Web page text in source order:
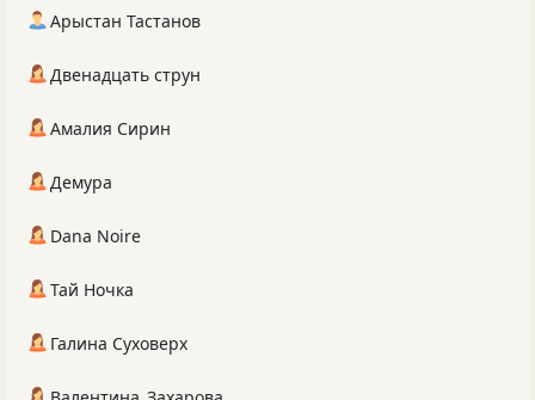
Арыстан Тастанов
Двенадцать струн
Амалия Сирин
Демура
Dana Noire
Тай Ночка
Галина Суховерх